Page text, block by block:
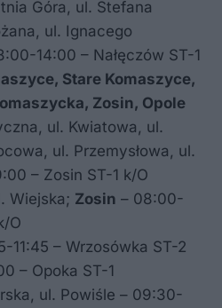
Góra, ul. Stefana
ul. Ignacego
14:00 – Nałęczów ST-1
Stare Komaszyce,
Zosin, Opole
ul. Kwiatowa, ul.
ul. Przemysłowa, ul.
– Zosin ST-1 k/O
Wiejska; Zosin – 08:00-
O
11:45 – Wrzosówka ST-2
– Opoka ST-1
ul. Powiśle – 09:30-